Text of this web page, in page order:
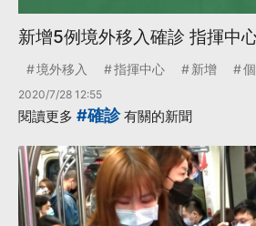
新增5例境外移入確診 指揮中
境外移入 指揮中心 新增
2020/7/28 12:55
閱讀更多 #確診有關的新聞